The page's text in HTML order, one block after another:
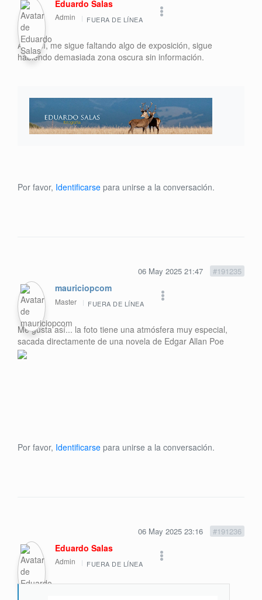
Eduardo Salas
Admin FUERA DE LÍNEA
Aún así, me sigue faltando algo de exposición, sigue
habiendo demasiada zona oscura sin información.
Por favor, Identificarse para unirse a la conversación.
06 May 2025 21:47 #191235
mauriciopcom
Master FUERA DE LÍNEA
Me gusta así... la foto tiene una atmósfera muy especial,
sacada directamente de una novela de Edgar Allan Poe
Por favor, Identificarse para unirse a la conversación.
06 May 2025 23:16 #191236
Eduardo Salas
Admin FUERA DE LÍNEA